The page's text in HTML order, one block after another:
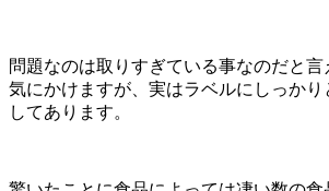
問題なのは取りすぎている事なのだと
気にかけますが、実はラベルにしっか
してあります。